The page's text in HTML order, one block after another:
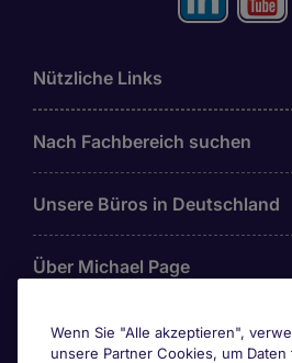
Nützliche Links
Nach Fachbereich suchen
Unsere Büros in Deutschland
Über Michael Page
Wenn Sie "Alle akzeptieren",
unsere Partner Cookies, um